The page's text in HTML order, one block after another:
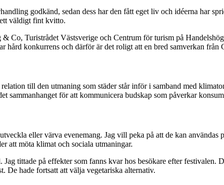
godkänd, sedan dess har den fått eget liv och idéerna har
väldigt fint kvitto.
Co, Turistrådet Västsverige och Centrum för turism på
hård konkurrens och därför är det roligt att en bred samverkan från
till den utmaning som städer står inför i samband med
för att kommunicera budskap som påverkar
eller värva evenemang. Jag vill peka på att de kan användas
att möta klimat och sociala utmaningar.
tittade på effekter som fanns kvar hos besökare efter festivalen.
De hade fortsatt att välja vegetariska alternativ.